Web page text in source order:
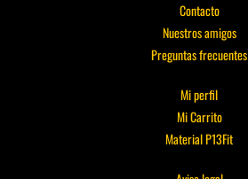
Contacto
Nuestros amigos
Preguntas frecuentes
Mi perfil
Mi Carrito
Material P13Fit